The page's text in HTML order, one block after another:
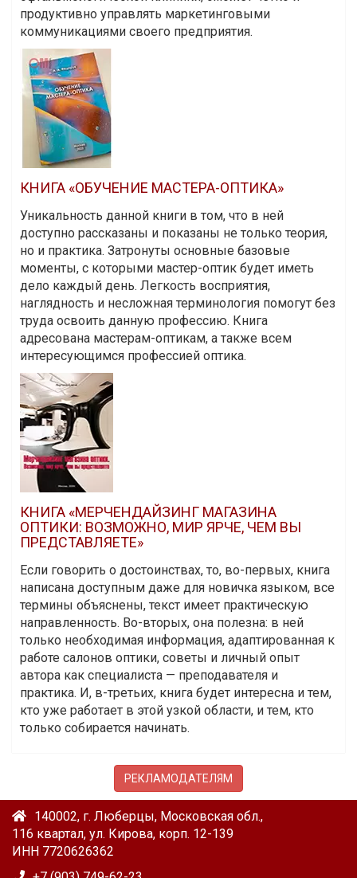
продуктивно управлять маркетинговыми
коммуникациями своего предприятия.
КНИГА «ОБУЧЕНИЕ МАСТЕРА-ОПТИКА»
Уникальность данной книги в том, что в ней
доступно рассказаны и показаны не только теория,
но и практика. Затронуты основные базовые
моменты, с которыми мастер-оптик будет иметь
дело каждый день. Легкость восприятия,
наглядность и несложная терминология помогут без
труда освоить данную профессию. Книга
адресована мастерам-оптикам, а также всем
интересующимся профессией оптика.
КНИГА «МЕРЧЕНДАЙЗИНГ МАГАЗИНА
ОПТИКИ: ВОЗМОЖНО, МИР ЯРЧЕ, ЧЕМ ВЫ
ПРЕДСТАВЛЯЕТЕ»
Если говорить о достоинствах, то, во-первых, книга
написана доступным даже для новичка языком, все
термины объяснены, текст имеет практическую
направленность. Во-вторых, она полезна: в ней
только необходимая информация, адаптированная к
работе салонов оптики, советы и личный опыт
автора как специалиста — преподавателя и
практика. И, в-третьих, книга будет интересна и тем,
кто уже работает в этой узкой области, и тем, кто
только собирается начинать.
РЕКЛАМОДАТЕЛЯМ
140002, г. Люберцы, Московская обл.,
116 квартал, ул. Кирова, корп. 12-139
ИНН 7720626362